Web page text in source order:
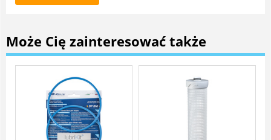
Może Cię zainteresować także